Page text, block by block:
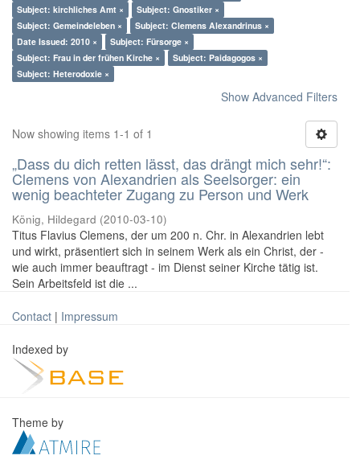
Subject: kirchliches Amt ×
Subject: Gnostiker ×
Subject: Gemeindeleben ×
Subject: Clemens Alexandrinus ×
Date Issued: 2010 ×
Subject: Fürsorge ×
Subject: Frau in der frühen Kirche ×
Subject: Paidagogos ×
Subject: Heterodoxie ×
Show Advanced Filters
Now showing items 1-1 of 1
„Dass du dich retten lässt, das drängt mich sehr!“:
Clemens von Alexandrien als Seelsorger: ein
wenig beachteter Zugang zu Person und Werk
König, Hildegard (2010-03-10)
Titus Flavius Clemens, der um 200 n. Chr. in Alexandrien lebt
und wirkt, präsentiert sich in seinem Werk als ein Christ, der -
wie auch immer beauftragt - im Dienst seiner Kirche tätig ist.
Sein Arbeitsfeld ist die ...
Contact | Impressum
Indexed by
Theme by